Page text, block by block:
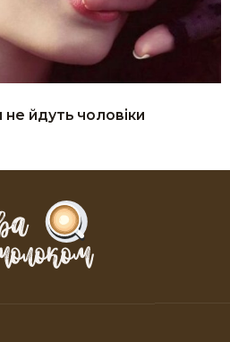
не йдуть чоловіки